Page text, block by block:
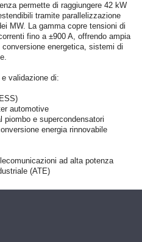
permette di raggiungere 42 kW
tramite parallelizzazione
MW. La gamma copre tensioni di
fino a ±900 A, offrendo ampia
energetica, sistemi di
validazione di:
automotive
e supercondensatori
energia rinnovabile
ad alta potenza
(ATE)